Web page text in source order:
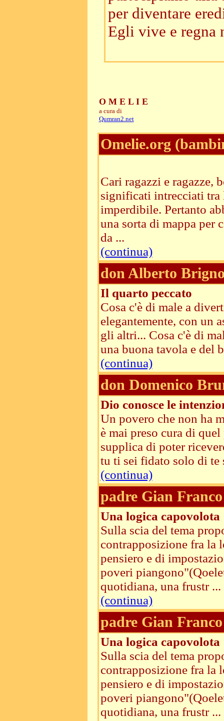
per diventare
Egli vive e regna
O M E L I E
a cura di
Qumran2.net
Omelie.org
Cari ragazzi e ragazze,
significati intrecciati tra
imperdibile. Pertanto
una sorta di mappa per
da ...
(continua)
don Alberto
Il quarto peccato
Cosa c'è di male a
elegantemente, con un
gli altri... Cosa c'è di
una buona tavola e del
(continua)
don Domenico
Dio conosce le
Un povero che non ha
è mai preso cura di
supplica di poter
tu ti sei fidato solo di te
(continua)
padre Gian
Una logica capovolota
Sulla scia del tema
contrapposizione fra la
pensiero e di
poveri
quotidiana, una frustr ...
(continua)
padre Gian
Una logica capovolota
Sulla scia del tema
contrapposizione fra la
pensiero e di
poveri
quotidiana, una frustr ...